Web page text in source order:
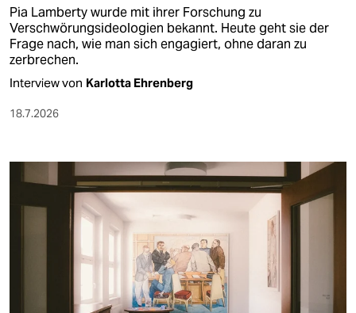
Pia Lamberty wurde mit ihrer Forschung zu
Verschwörungsideologien bekannt. Heute geht sie der
Frage nach, wie man sich engagiert, ohne daran zu
zerbrechen.
Interview von Karlotta Ehrenberg
18.7.2026